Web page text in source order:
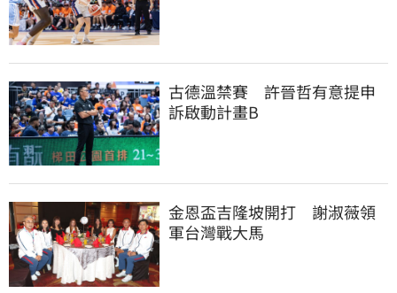
古德溫禁賽　許晉哲有意提申
訴啟動計畫B
金恩盃吉隆坡開打　謝淑薇領
軍台灣戰大馬